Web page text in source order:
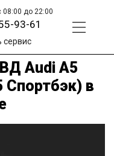
08:00 до 22:00
93-61
сервис
Audi A5
Спортбэк) в